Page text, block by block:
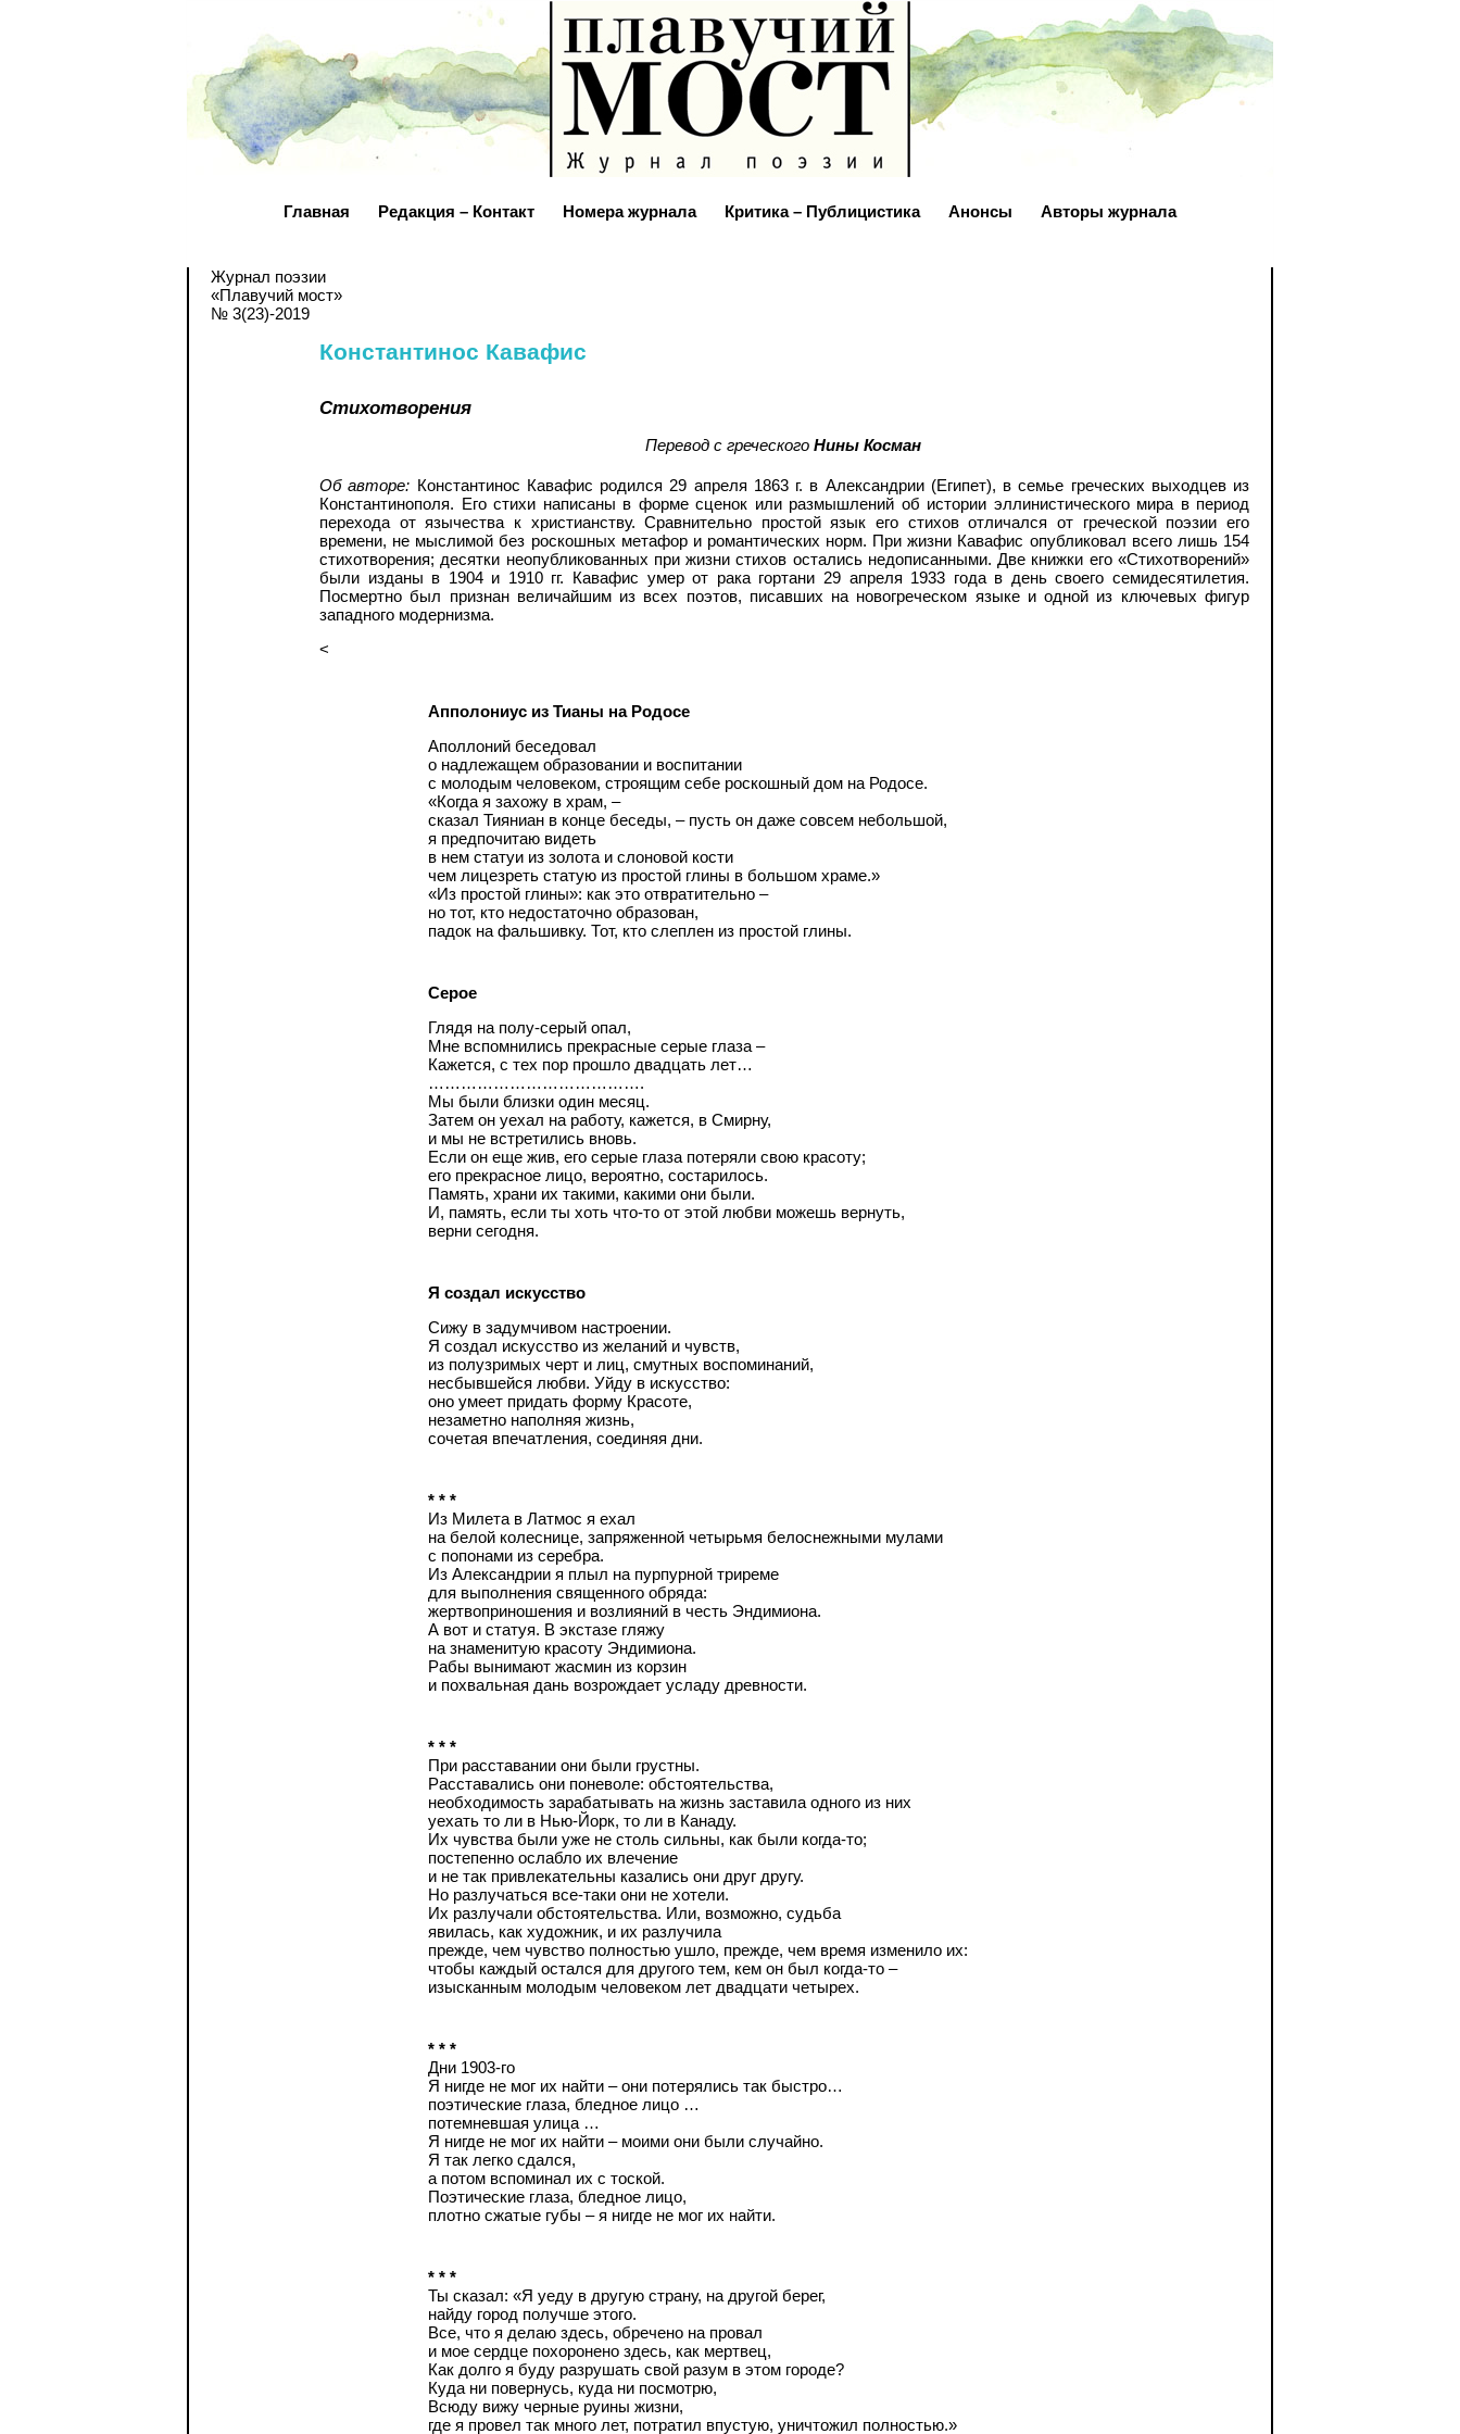
Главная Редакция – Контакт Номера журнала Критика – Публицистика Анонсы Авторы журнала
Журнал поэзии
«Плавучий мост»
№ 3(23)-2019
Константинос Кавафис
Стихотворения
Перевод с греческого Нины Косман
Об авторе: Константинос Кавафис родился 29 апреля 1863 г. в Александрии (Египет), в семье греческих выходцев из
Константинополя. Его стихи написаны в форме сценок или размышлений об истории эллинистического мира в период
перехода от язычества к христианству. Сравнительно простой язык его стихов отличался от греческой поэзии его
времени, не мыслимой без роскошных метафор и романтических норм. При жизни Кавафис опубликовал всего лишь 154
стихотворения; десятки неопубликованных при жизни стихов остались недописанными. Две книжки его «Стихотворений»
были изданы в 1904 и 1910 гг. Кавафис умер от рака гортани 29 апреля 1933 года в день своего семидесятилетия.
Посмертно был признан величайшим из всех поэтов, писавших на новогреческом языке и одной из ключевых фигур
западного модернизма.
<
Апполониус из Тианы на Родосе
Аполлоний беседовал
о надлежащем образовании и воспитании
с молодым человеком, строящим себе роскошный дом на Родосе.
«Когда я захожу в храм, –
сказал Тияниан в конце беседы, – пусть он даже совсем небольшой,
я предпочитаю видеть
в нем статуи из золота и слоновой кости
чем лицезреть статую из простой глины в большом храме.»
«Из простой глины»: как это отвратительно –
но тот, кто недостаточно образован,
падок на фальшивку. Тот, кто слеплен из простой глины.
Серое
Глядя на полу-серый опал,
Мне вспомнились прекрасные серые глаза –
Кажется, с тех пор прошло двадцать лет…
………………………………….
Мы были близки один месяц.
Затем он уехал на работу, кажется, в Смирну,
и мы не встретились вновь.
Если он еще жив, его серые глаза потеряли свою красоту;
его прекрасное лицо, вероятно, состарилось.
Память, храни их такими, какими они были.
И, память, если ты хоть что-то от этой любви можешь вернуть,
верни сегодня.
Я создал искусство
Сижу в задумчивом настроении.
Я создал искусство из желаний и чувств,
из полузримых черт и лиц, смутных воспоминаний,
несбывшейся любви. Уйду в искусство:
оно умеет придать форму Красоте,
незаметно наполняя жизнь,
сочетая впечатления, соединяя дни.
* * *
Из Милета в Латмос я ехал
на белой колеснице, запряженной четырьмя белоснежными мулами
с попонами из серебра.
Из Александрии я плыл на пурпурной триреме
для выполнения священного обряда:
жертвоприношения и возлияний в честь Эндимиона.
А вот и статуя. В экстазе гляжу
на знаменитую красоту Эндимиона.
Рабы вынимают жасмин из корзин
и похвальная дань возрождает усладу древности.
* * *
При расставании они были грустны.
Расставались они поневоле: обстоятельства,
необходимость зарабатывать на жизнь заставила одного из них
уехать то ли в Нью-Йорк, то ли в Канаду.
Их чувства были уже не столь сильны, как были когда-то;
постепенно ослабло их влечение
и не так привлекательны казались они друг другу.
Но разлучаться все-таки они не хотели.
Их разлучали обстоятельства. Или, возможно, судьба
явилась, как художник, и их разлучила
прежде, чем чувство полностью ушло, прежде, чем время изменило их:
чтобы каждый остался для другого тем, кем он был когда-то –
изысканным молодым человеком лет двадцати четырех.
* * *
Дни 1903-го
Я нигде не мог их найти – они потерялись так быстро…
поэтические глаза, бледное лицо …
потемневшая улица …
Я нигде не мог их найти – моими они были случайно.
Я так легко сдался,
а потом вспоминал их с тоской.
Поэтические глаза, бледное лицо,
плотно сжатые губы – я нигде не мог их найти.
* * *
Ты сказал: «Я уеду в другую страну, на другой берег,
найду город получше этого.
Все, что я делаю здесь, обречено на провал
и мое сердце похоронено здесь, как мертвец,
Как долго я буду разрушать свой разум в этом городе?
Куда ни повернусь, куда ни посмотрю,
Всюду вижу черные руины жизни,
где я провел так много лет, потратил впустую, уничтожил полностью.»